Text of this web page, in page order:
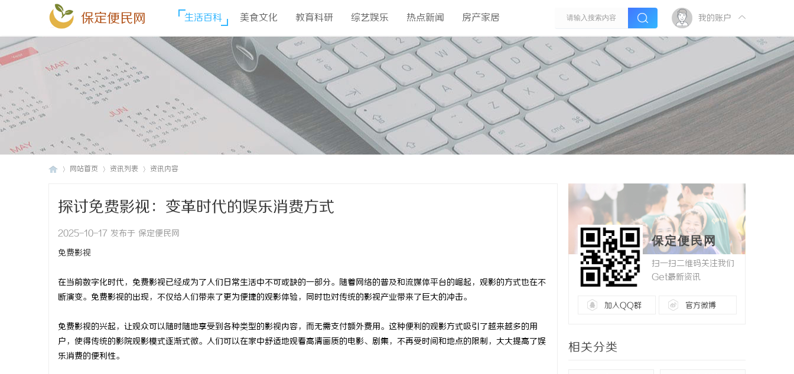
保定便民网 生活百科 美食文化 教育科研 综艺娱乐 热点新闻 房产家居 我的账户
网站首页 资讯列表 资讯内容
探讨免费影视：变革时代的娱乐消费方式
2025-10-17 发布于 保定便民网
免费影视
在当前数字化时代，免费影视已经成为了人们日常生活中不可或缺的一部分。随着网络的普及和流媒体平台的崛起，观影的方式也在不
断演变。免费影视的出现，不仅给人们带来了更为便捷的观影体验，同时也对传统的影视产业带来了巨大的冲击。
免费影视的兴起，让观众可以随时随地享受到各种类型的影视内容，而无需支付额外费用。这种便利的观影方式吸引了越来越多的用
户，使得传统的影院观影模式逐渐式微。人们可以在家中舒适地观看高清画质的电影、剧集，不再受时间和地点的限制，大大提高了娱
乐消费的便利性。
保定便民网
扫一扫二维码关注我们
Get最新资讯
加入QQ群 官方微博
相关分类